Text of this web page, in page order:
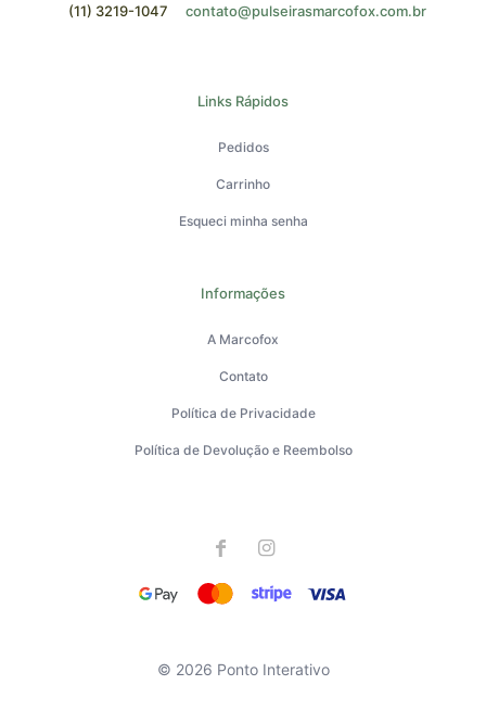
(11) 3219-1047 contato@pulseirasmarcofox.com.br
Links Rápidos
Pedidos
Carrinho
Esqueci minha senha
Informações
A Marcofox
Contato
Política de Privacidade
Política de Devolução e Reembolso
© 2026 Ponto Interativo